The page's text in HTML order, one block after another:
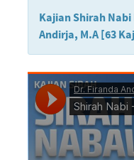
Kajian Shirah
Andirja, M.A [63